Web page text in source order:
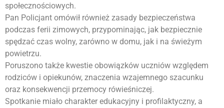
społecznościowych.
Pan Policjant omówił również zasady bezpieczeństwa
podczas ferii zimowych, przypominając, jak bezpiecznie
spędzać czas wolny, zarówno w domu, jak i na świeżym
powietrzu.
Poruszono także kwestie obowiązków uczniów względem
rodziców i opiekunów, znaczenia wzajemnego szacunku
oraz konsekwencji przemocy rówieśniczej.
Spotkanie miało charakter edukacyjny i profilaktyczny, a